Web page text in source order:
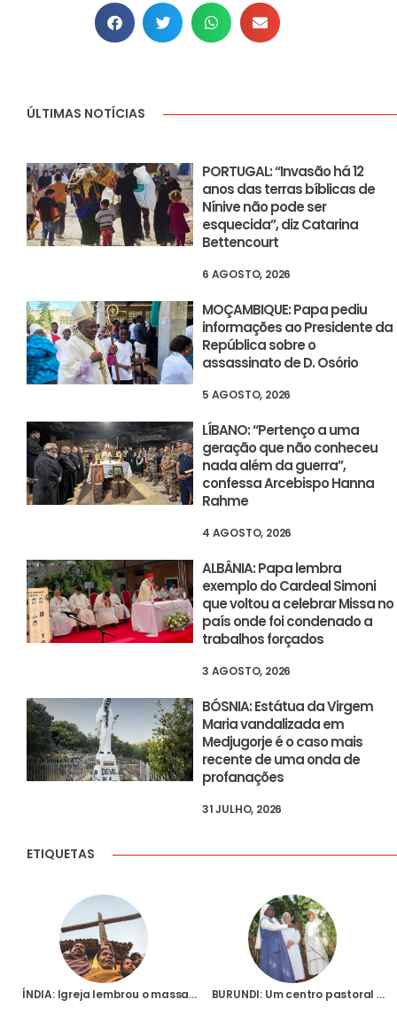
ÚLTIMAS NOTÍCIAS
PORTUGAL: “Invasão há 12
anos das terras bíblicas de
Nínive não pode ser
esquecida”, diz Catarina
Bettencourt
6 AGOSTO, 2026
MOÇAMBIQUE: Papa pediu
informações ao Presidente da
República sobre o
assassinato de D. Osório
5 AGOSTO, 2026
LÍBANO: “Pertenço a uma
geração que não conheceu
nada além da guerra”,
confessa Arcebispo Hanna
Rahme
4 AGOSTO, 2026
ALBÂNIA: Papa lembra
exemplo do Cardeal Simoni
que voltou a celebrar Missa no
país onde foi condenado a
trabalhos forçados
3 AGOSTO, 2026
BÓSNIA: Estátua da Virgem
Maria vandalizada em
Medjugorje é o caso mais
recente de uma onda de
profanações
31 JULHO, 2026
ETIQUETAS
ÍNDIA: Igreja lembrou o massacre de Agosto de 2008 em Orissa, que passou a ser celebrado como Dia dos Mártires BURUNDI: Um centro pastoral na Diocese de Muyinga